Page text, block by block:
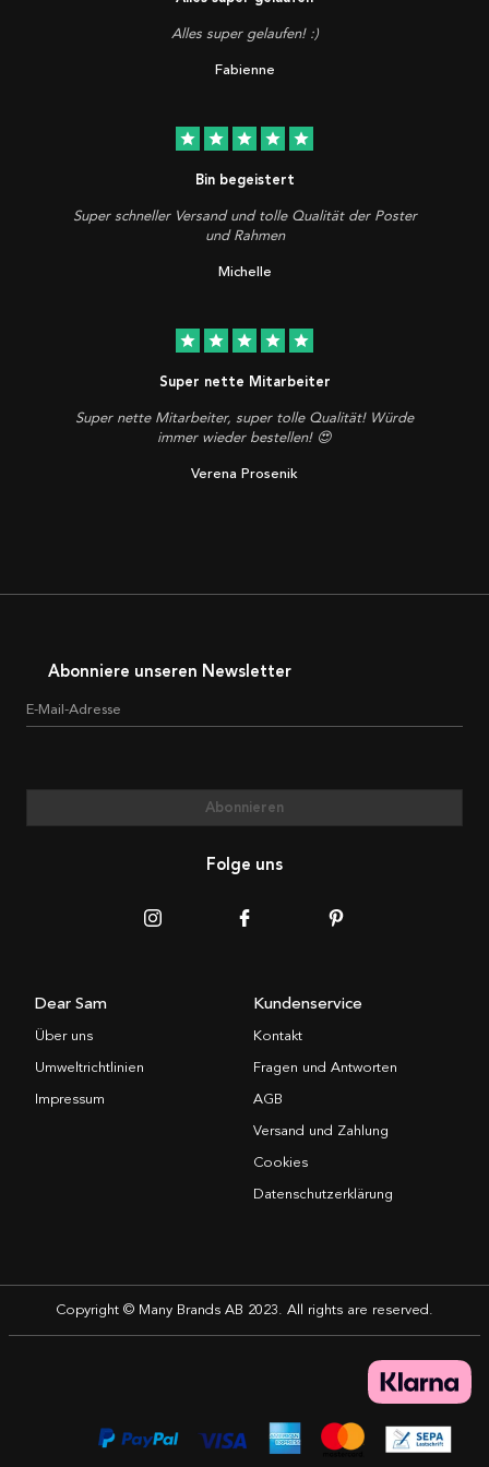
Alles super gelaufen! :)
Fabienne
star star star star star
Bin begeistert
Super schneller Versand und tolle Qualität der Poster
und Rahmen
Michelle
star star star star star
Super nette Mitarbeiter
Super nette Mitarbeiter, super tolle Qualität! Würde
immer wieder bestellen! 😍
Verena Prosenik
Abonniere unseren Newsletter
E-Mail-Adresse
Abonnieren
Folge uns
Dear Sam
Über uns
Umweltrichtlinien
Impressum
Kundenservice
Kontakt
Fragen und Antworten
AGB
Versand und Zahlung
Cookies
Datenschutzerklärung
Copyright © Many Brands AB 2023. All rights are reserved.